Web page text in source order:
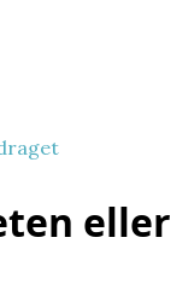
eller